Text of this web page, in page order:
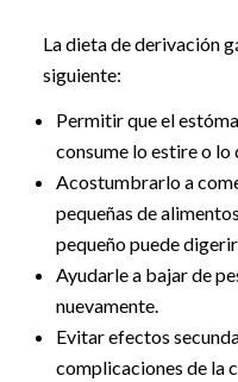
La dieta de derivación
siguiente:
Permitir que el
consume lo estire o lo
Acostumbrarlo a
pequeñas de
pequeño puede
Ayudarle a bajar de
nuevamente.
Evitar efectos
complicaciones de la